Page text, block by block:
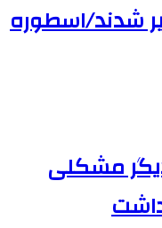
شدند/اسطوره
مشکلی